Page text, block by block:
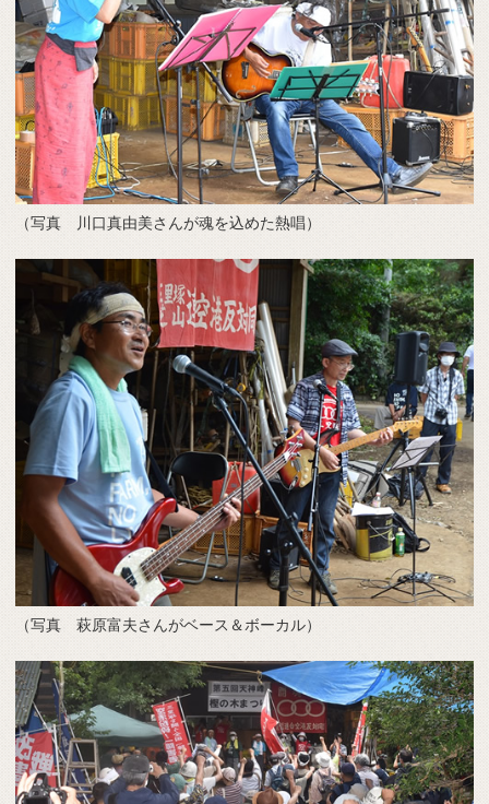
（写真 川口真由美さんが魂を込めた熱唱）
（写真 萩原富夫さんがベース＆ボーカル）